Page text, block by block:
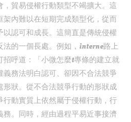
貿易侵權行動類型不竭擴大。這
內難以在短期完成類型化，從而
認可和成長。這簡直是傳統侵權
法的一個長處。例如，interne路上
呼道：「小微怎麼t專條的建立就
義務法明白認可、卻因不合法競爭
狀。從不合法競爭行動的形狀成
動實質上依然屬于侵權行動，行
。同時，經由過程平易近事接濟